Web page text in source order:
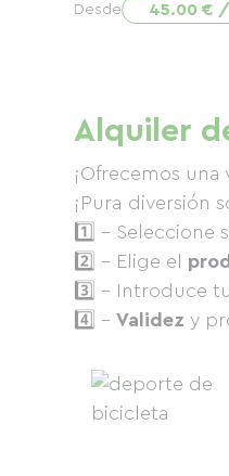
Desde 45.00 €
Alquiler
¡Ofrecemos
¡Pura diversión
1️⃣ - Seleccione
2️⃣ - Elige el
3️⃣ - Introduce tu
4️⃣ - Validez y